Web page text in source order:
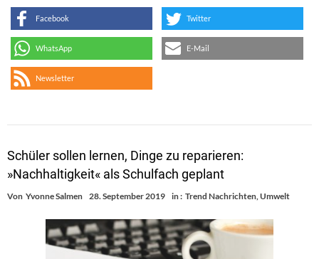
Facebook Twitter
WhatsApp E-Mail
Newsletter
Schüler sollen lernen, Dinge zu reparieren:
»Nachhaltigkeit« als Schulfach geplant
Von Yvonne Salmen 28. September 2019 in : Trend Nachrichten,Umwelt